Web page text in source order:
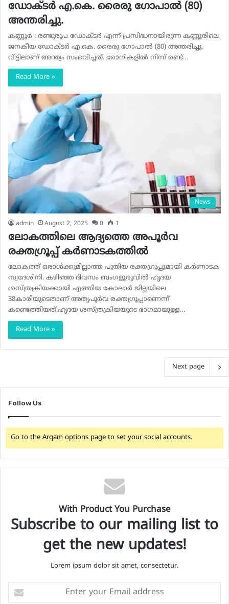
ഡോക്ടർ എ.കെ. രൈരു ഗോപാൽ (80)
അന്തരിച്ചു.
കണ്ണൂർ : രണ്ടുരൂപ ഡോക്ടർ എന്ന് പ്രസിദ്ധനായിരുന്ന കണ്ണൂരിലെ
ജനകീയ ഡോക്ടർ എ.കെ. രൈരു ഗോപാൽ (80) അന്തരിച്ചു.
വീട്ടിലാണ് അന്ത്യം സംഭവിച്ചത്. രോഗികളിൽ നിന്ന് രണ്ട്…
Read More »
News
admin August 2, 2025 0 1
ലോകത്തിലെ ആദ്യത്തെ അപൂർവ
രക്തഗ്രൂപ്പ് കർണാടകത്തിൽ
ലോകത്ത് ഒരാൾക്കുമില്ലാത്ത പുതിയ രക്തഗ്രൂപ്പുമായി കർണാടക
സ്വദേശിനി. കഴിഞ്ഞ ദിവസം ബംഗളൂരുവിൽ ഹൃദയ
ശസ്ത്രക്രിയക്കായി എത്തിയ കോലാർ ജില്ലയിലെ
38കാരിയുടെതാണ് അത്യപൂർവ രക്തഗ്രൂപ്പാണെന്ന്
കണ്ടെത്തിയത്.ഹൃദയ ശസ്ത്രക്രിയയുടെ ഭാഗമായുള്ള…
Read More »
Next page
Follow Us
Go to the Arqam options page to set your social accounts.
With Product You Purchase
Subscribe to our mailing list to
get the new updates!
Lorem ipsum dolor sit amet, consectetur.